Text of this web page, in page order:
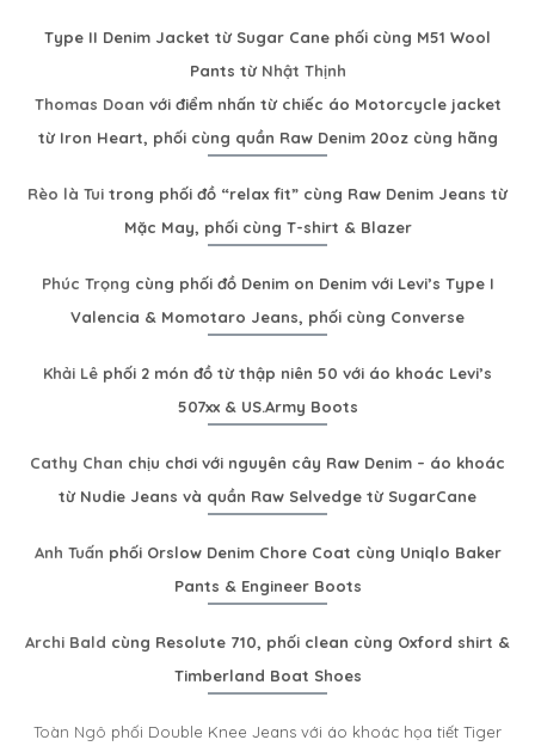
Type II Denim Jacket từ Sugar Cane phối cùng M51 Wool
Pants từ Nhật Thịnh
Thomas Doan với điểm nhấn từ chiếc áo Motorcycle jacket
từ Iron Heart, phối cùng quần Raw Denim 20oz cùng hãng
Rèo là Tui trong phối đồ “relax fit” cùng Raw Denim Jeans từ
Mặc May, phối cùng T-shirt & Blazer
Phúc Trọng cùng phối đồ Denim on Denim với Levi’s Type I
Valencia & Momotaro Jeans, phối cùng Converse
Khải Lê phối 2 món đồ từ thập niên 50 với áo khoác Levi’s
507xx & US.Army Boots
Cathy Chan chịu chơi với nguyên cây Raw Denim – áo khoác
từ Nudie Jeans và quần Raw Selvedge từ SugarCane
Anh Tuấn phối Orslow Denim Chore Coat cùng Uniqlo Baker
Pants & Engineer Boots
Archi Bald cùng Resolute 710, phối clean cùng Oxford shirt &
Timberland Boat Shoes
Toàn Ngô phối Double Knee Jeans với áo khoác họa tiết Tiger